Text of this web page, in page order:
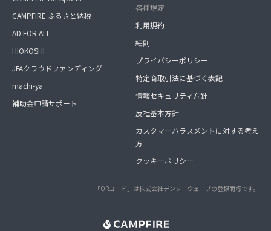
CAMPFIRE ふるさと納税
AD FOR ALL
HIOKOSHI
JFAクラウドファンディング
machi-ya
補助金申請サポート
各種規定
利用規約
細則
プライバシーポリシー
特定商取引法に基づく表記
情報セキュリティ方針
反社基本方針
カスタマーハラスメントに対する考え
方
クッキーポリシー
「QRコード」は株式会社デンソーウェーブの登録商標です。